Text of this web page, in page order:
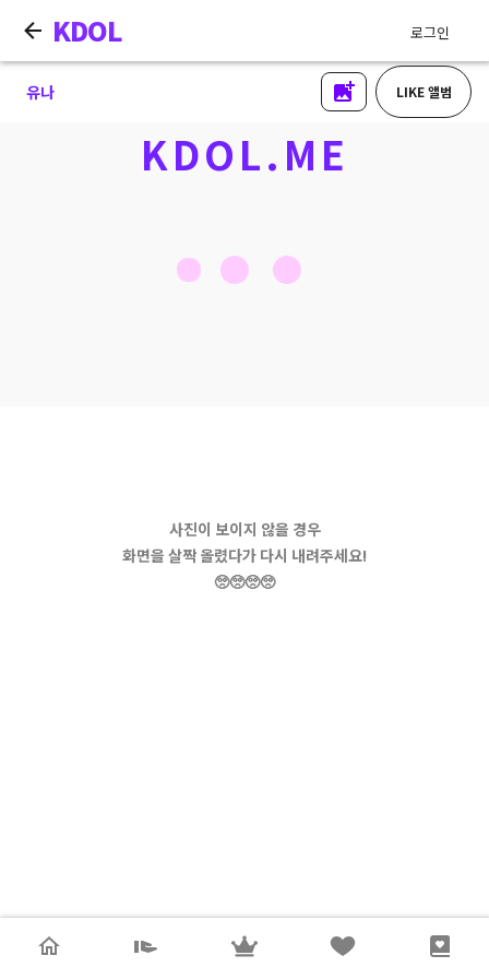
KDOL 로그인
유나 LIKE 앨범
KDOL.ME
사진이 보이지 않을 경우
화면을 살짝 올렸다가 다시 내려주세요!
🥺🥺🥺🥺